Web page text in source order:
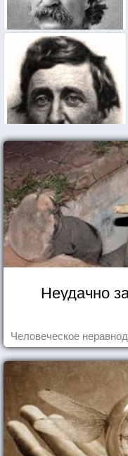
Неудачно
Человеческое